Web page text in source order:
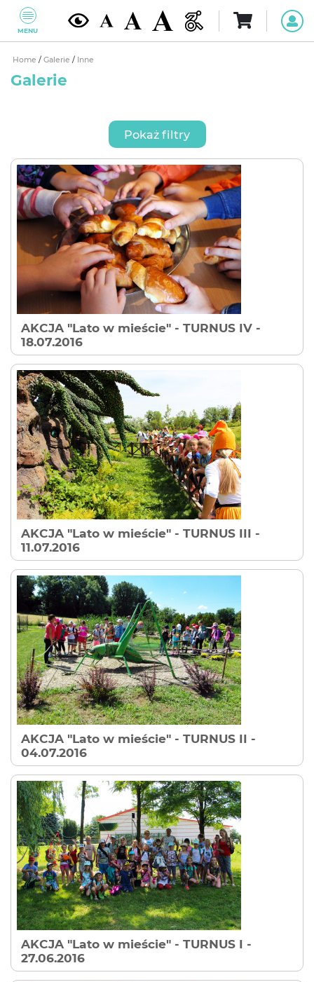
MENU
Home / Galerie / Inne
Galerie
Pokaż filtry
AKCJA "Lato w mieście" - TURNUS IV -
18.07.2016
AKCJA "Lato w mieście" - TURNUS III -
11.07.2016
AKCJA "Lato w mieście" - TURNUS II -
04.07.2016
AKCJA "Lato w mieście" - TURNUS I -
27.06.2016